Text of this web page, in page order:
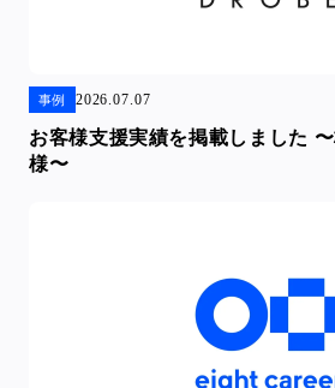
事例 2026.07.07
お客様支援実績を掲載しました
様〜